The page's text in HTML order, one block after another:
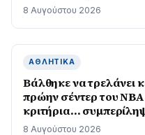
8 Αυγούστου 2026
ΑΘΛΗΤΙΚΆ
Βάλθηκε να τρελάνει
πρώην σέντερ του
κριτήρια…
να παίξει στο WNBA
8 Αυγούστου 2026